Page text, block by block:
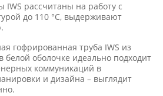
рассчитаны на работу с
до 110 °С, выдерживают
гофрированная труба IWS из
оболочке идеально подходит
коммуникаций в
и дизайна – выглядит